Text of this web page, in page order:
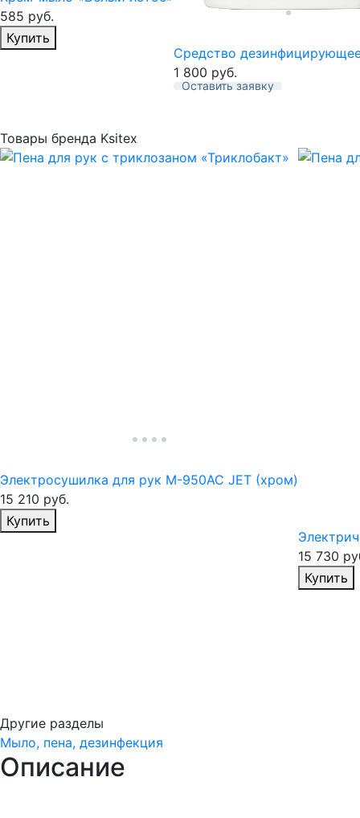
585 руб.
Купить
Средство
1 800 руб.
Оставить заявку
Товары бренда Ksitex
Электросушилка для рук M-950AC JET (хром)
15 210 руб.
Купить
15 730
Купить
Другие разделы
Мыло, пена, дезинфекция
Описание